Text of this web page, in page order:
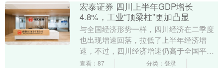
宏泰证券 四川上半年GDP增长
4.8%，工业“顶梁柱”更加凸显
与全国经济形势一样，四川经济在二季度
也出现增速回落，拉低了上半年经济增
速，不过，四川经济增速仍高于全国平均
水平。 7月16日，四川省统计局发布，
查看：87 分类：登录